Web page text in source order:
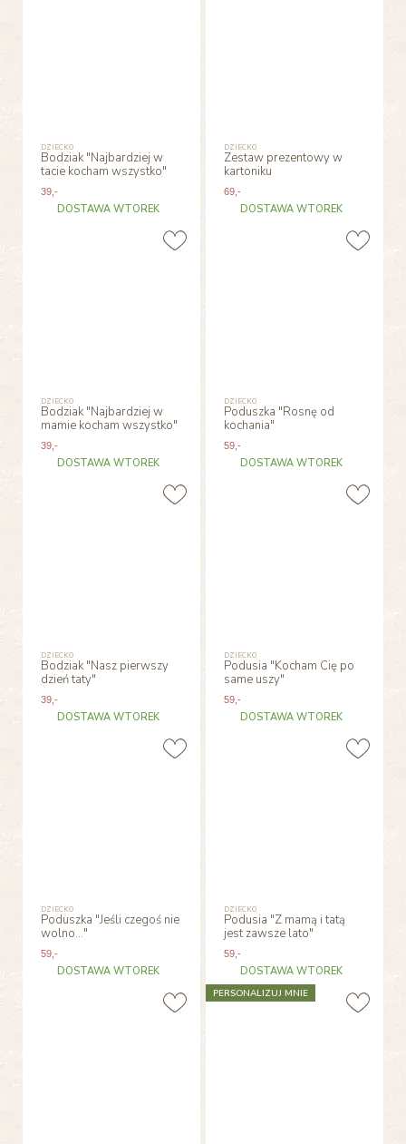
DZIECKO
Bodziak "Najbardziej w
tacie kocham wszystko"
39,-
DOSTAWA WTOREK
DZIECKO
Zestaw prezentowy w
kartoniku
69 ,-
DOSTAWA WTOREK
DZIECKO
Bodziak "Najbardziej w
mamie kocham wszystko"
39,-
DOSTAWA WTOREK
DZIECKO
Poduszka "Rosnę od
kochania"
59 ,-
DOSTAWA WTOREK
DZIECKO
Bodziak "Nasz pierwszy
dzień taty"
39,-
DOSTAWA WTOREK
DZIECKO
Podusia "Kocham Cię po
same uszy"
59 ,-
DOSTAWA WTOREK
DZIECKO
Poduszka "Jeśli czegoś nie
wolno..."
59,-
DOSTAWA WTOREK
DZIECKO
Podusia "Z mamą i tatą
jest zawsze lato"
59 ,-
DOSTAWA WTOREK
PERSONALIZUJ MNIE